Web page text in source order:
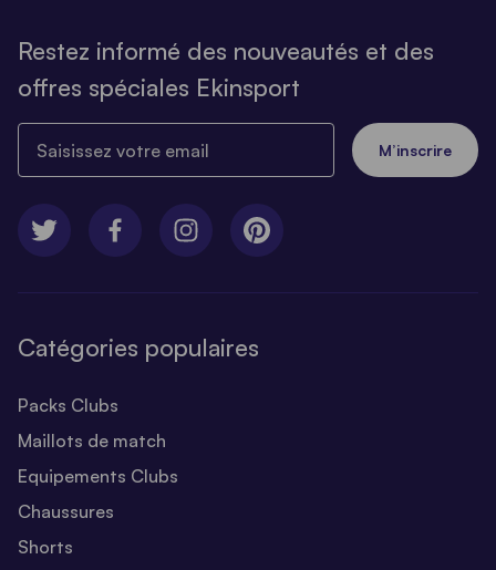
Restez informé des nouveautés et des
offres spéciales Ekinsport
M’inscrire
Catégories populaires
Packs Clubs
Maillots de match
Equipements Clubs
Chaussures
Shorts